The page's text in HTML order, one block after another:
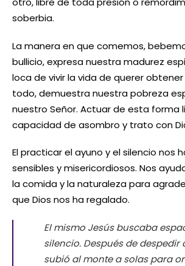
soberbia.
La manera en que comemos,
bullicio, expresa nuestra madurez
loca de vivir la vida de querer
todo, demuestra nuestra pobreza
nuestro Señor. Actuar de esta forma
capacidad de asombro y trato con
El practicar el ayuno y el silencio nos
sensibles y misericordiosos. Nos
la comida y la naturaleza para
que Dios nos ha regalado.
El mismo Jesús buscaba
silencio. Después de despedir
subió al monte a solas para